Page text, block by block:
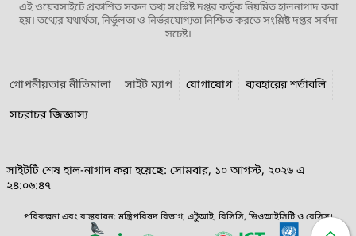
এই ওয়েবসাইটে প্রকাশিত সকল তথ্য সংশ্লিষ্ট দপ্তর কর্তৃক নিয়মিত হালনাগাদ করা
হয়। তথ্যের যথার্থতা, নির্ভুলতা ও নির্ভরযোগ্যতা নিশ্চিত করতে সংশ্লিষ্ট দপ্তর সর্বদা
সচেষ্ট।
গোপনীয়তার নীতিমালা সাইট ম্যাপ যোগাযোগ
ব্যবহারের শর্তাবলি
সচরাচর জিজ্ঞাস্য
সাইটটি শেষ হাল-নাগাদ করা হয়েছে: সোমবার, ১০ আগস্ট, ২০২৬ এ
২৪:০৬:৪৭
পরিকল্পনা এবং বাস্তবায়ন: মন্ত্রিপরিষদ বিভাগ, এটুআই, বিসিসি, ডিওআইসিটি ও বেসিস।